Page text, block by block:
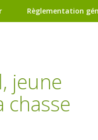
Règlementation
jeune
chasse